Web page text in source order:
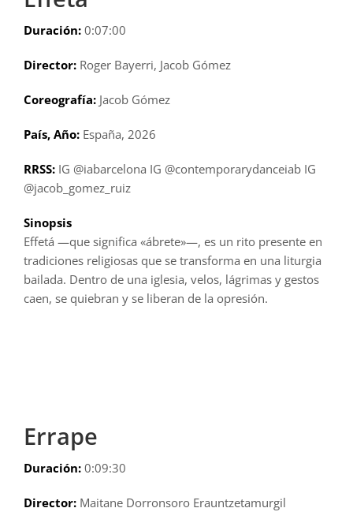
Duración: 0:07:00
Director:Roger Bayerri, Jacob Gómez
Coreografía:Jacob Gómez
País, Año:España, 2026
RRSS:IG @iabarcelona IG @contemporarydanceiab IG
@jacob_gomez_ruiz
Sinopsis
Effetá —que significa «ábrete»—, es un rito presente en
tradiciones religiosas que se transforma en una liturgia
bailada. Dentro de una iglesia, velos, lágrimas y gestos
caen, se quiebran y se liberan de la opresión.
Errape
Duración: 0:09:30
Director:Maitane Dorronsoro Erauntzetamurgil